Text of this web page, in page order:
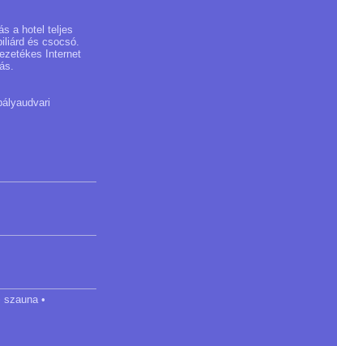
a hotel teljes
és csocsó.
Internet
szauna •